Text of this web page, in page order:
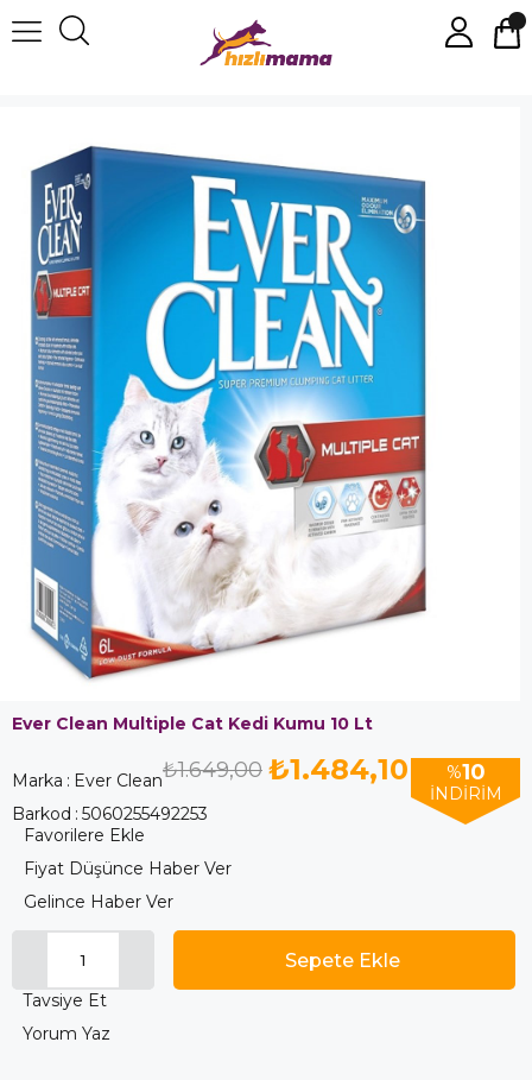
Ever Clean Multiple Cat Kedi Kumu 10 Lt
Marka : Ever Clean %10
İNDIRIM
₺1.649,00 ₺1.484,10
Barkod : 5060255492253
Favorilere Ekle
Fiyat Düşünce Haber Ver
Gelince Haber Ver
Tavsiye Et
Yorum Yaz